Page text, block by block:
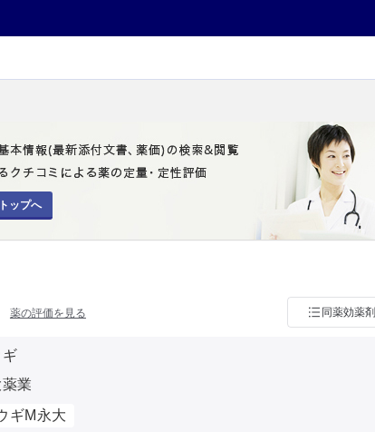
ップへ
薬の評価を見る 同薬効薬剤
ギ
業
ギM永大